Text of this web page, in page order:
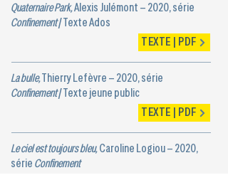
Quaternaire Park,Alexis Julémont – 2020, série
Confinement/ Texte Ados
TEXTE | PDF
La bulle,Thierry Lefèvre – 2020, série
Confinement/ Texte jeune public
TEXTE | PDF
Le ciel est toujours bleu,Caroline Logiou – 2020,
série Confinement